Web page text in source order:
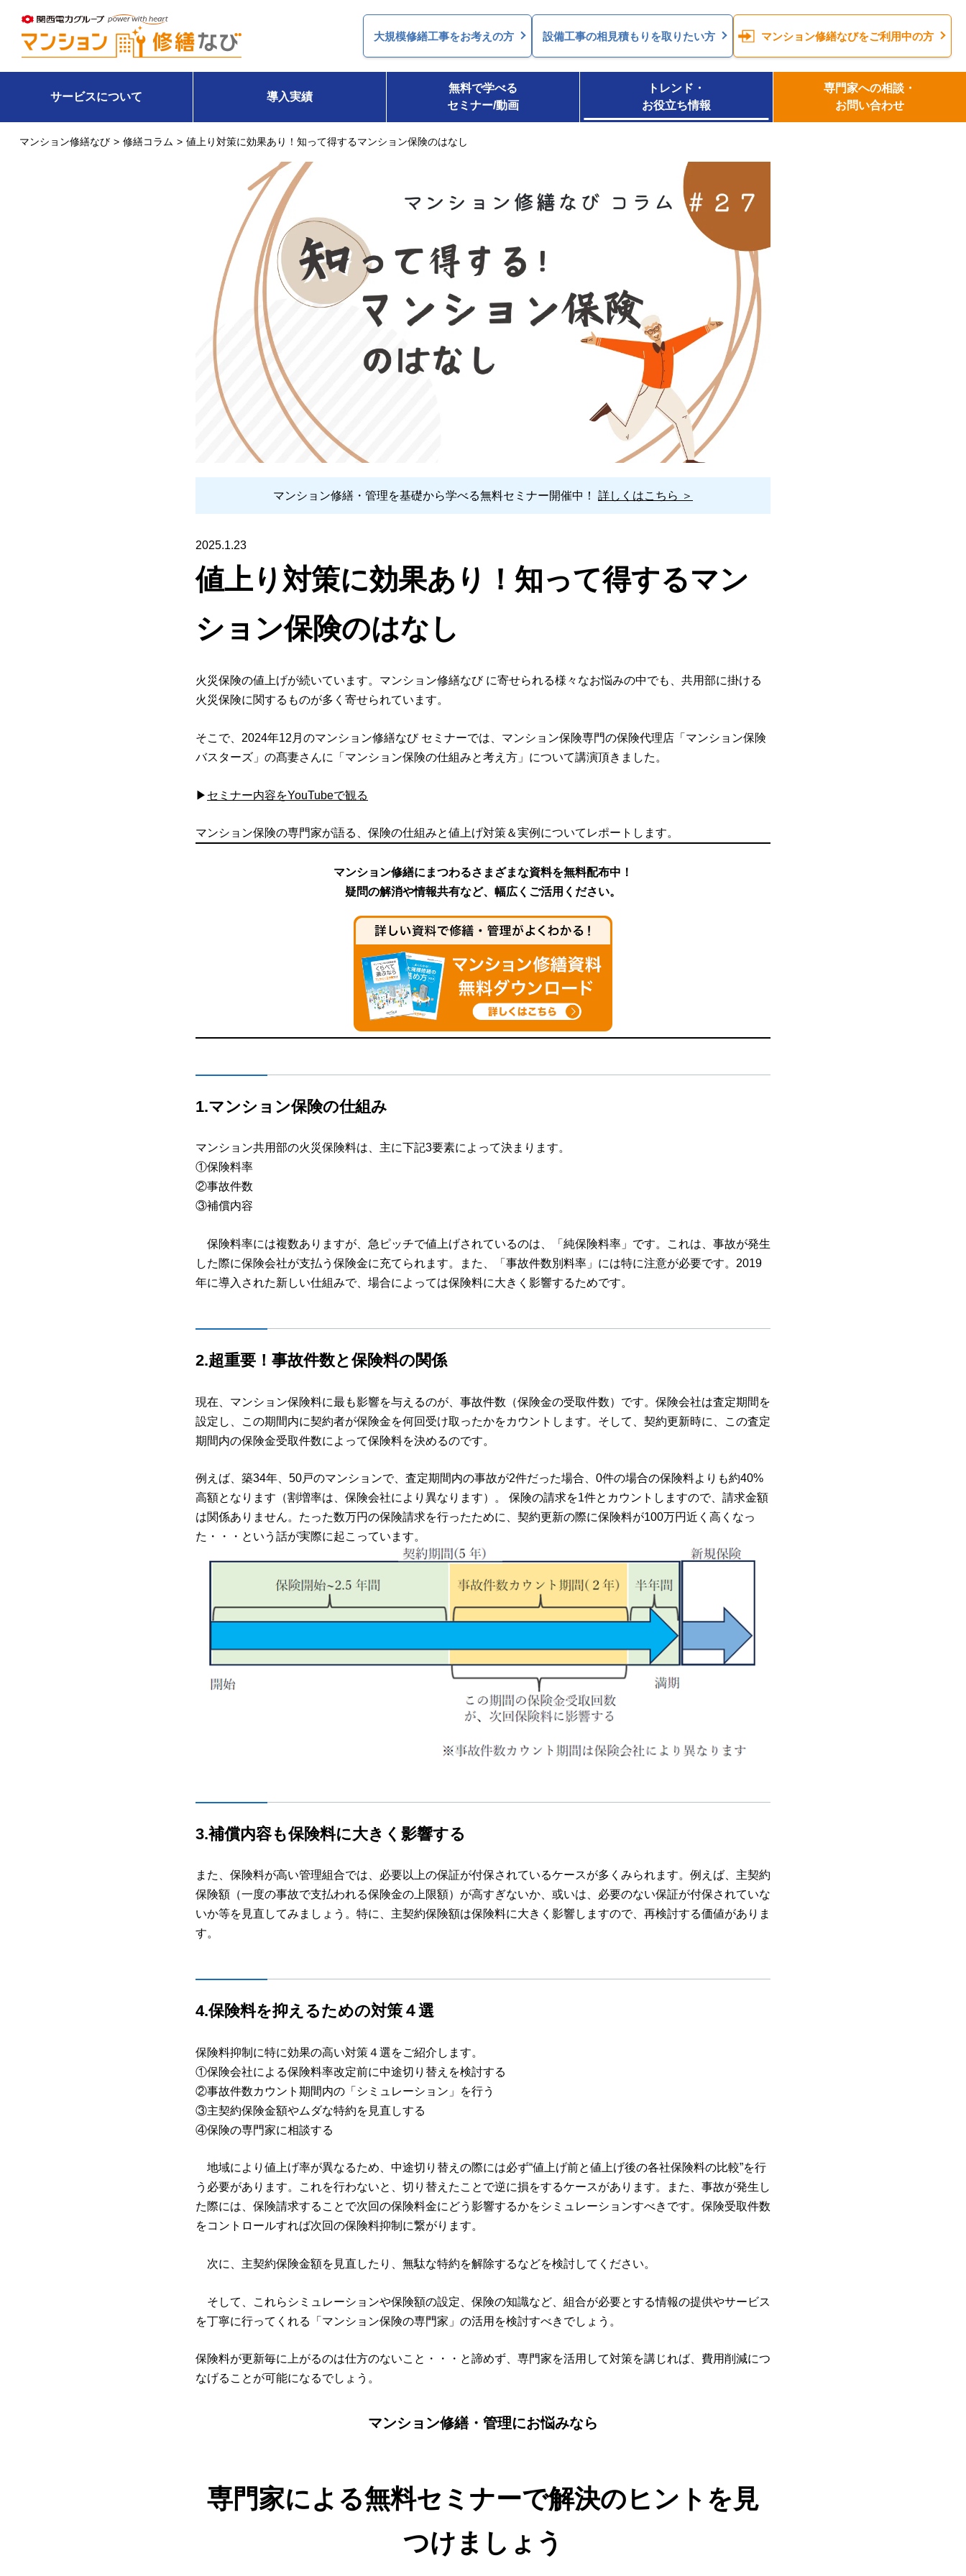
大規模修繕工事をお考えの方 設備工事の相見積もりを取りたい方 マンション修繕なびをご利用中の方
サービスについて 導入実績
無料で学べる
セミナー/動画
トレンド・
お役⽴ち情報
専⾨家への相談・
お問い合わせ
マンション修繕なび 修繕コラム 値上り対策に効果あり！知って得するマンション保険のはなし
マンション修繕・管理を基礎から学べる無料セミナー開催中！ 詳しくはこちら ＞
2025.1.23
値上り対策に効果あり！知って得するマン
ション保険のはなし
火災保険の値上げが続いています。マンション修繕なび に寄せられる様々なお悩みの中でも、共用部に掛ける
火災保険に関するものが多く寄せられています。
そこで、2024年12月のマンション修繕なび セミナーでは、マンション保険専門の保険代理店「マンション保険
バスターズ」の髙妻さんに「マンション保険の仕組みと考え方」について講演頂きました。
▶ セミナー内容をYouTubeで観る
マンション保険の専門家が語る、保険の仕組みと値上げ対策＆実例についてレポートします。
マンション修繕にまつわるさまざまな資料を無料配布中！
疑問の解消や情報共有など、幅広くご活用ください。
1.マンション保険の仕組み
マンション共用部の火災保険料は、主に下記3要素によって決まります。
①保険料率
②事故件数
③補償内容
保険料率には複数ありますが、急ピッチで値上げされているのは、「純保険料率」です。これは、事故が発生
した際に保険会社が支払う保険金に充てられます。また、「事故件数別料率」には特に注意が必要です。2019
年に導入された新しい仕組みで、場合によっては保険料に大きく影響するためです。
2.超重要！事故件数と保険料の関係
現在、マンション保険料に最も影響を与えるのが、事故件数（保険金の受取件数）です。保険会社は査定期間を
設定し、この期間内に契約者が保険金を何回受け取ったかをカウントします。そして、契約更新時に、この査定
期間内の保険金受取件数によって保険料を決めるのです。
例えば、築34年、50戸のマンションで、査定期間内の事故が2件だった場合、0件の場合の保険料よりも約40%
高額となります（割増率は、保険会社により異なります）。 保険の請求を1件とカウントしますので、請求金額
は関係ありません。たった数万円の保険請求を行ったために、契約更新の際に保険料が100万円近く高くなっ
た・・・という話が実際に起こっています。
3.補償内容も保険料に大きく影響する
また、保険料が高い管理組合では、必要以上の保証が付保されているケースが多くみられます。例えば、主契約
保険額（一度の事故で支払われる保険金の上限額）が高すぎないか、或いは、必要のない保証が付保されていな
いか等を見直してみましょう。特に、主契約保険額は保険料に大きく影響しますので、再検討する価値がありま
す。
4.保険料を抑えるための対策４選
保険料抑制に特に効果の高い対策４選をご紹介します。
①保険会社による保険料率改定前に中途切り替えを検討する
②事故件数カウント期間内の「シミュレーション」を行う
③主契約保険金額やムダな特約を見直しする
④保険の専門家に相談する
地域により値上げ率が異なるため、中途切り替えの際には必ず“値上げ前と値上げ後の各社保険料の比較”を行
う必要があります。これを行わないと、切り替えたことで逆に損をするケースがあります。また、事故が発生し
た際には、保険請求することで次回の保険料金にどう影響するかをシミュレーションすべきです。保険受取件数
をコントロールすれば次回の保険料抑制に繋がります。
次に、主契約保険金額を見直したり、無駄な特約を解除するなどを検討してください。
そして、これらシミュレーションや保険額の設定、保険の知識など、組合が必要とする情報の提供やサービス
を丁寧に行ってくれる「マンション保険の専門家」の活用を検討すべきでしょう。
保険料が更新毎に上がるのは仕方のないこと・・・と諦めず、専門家を活用して対策を講じれば、費用削減につ
なげることが可能になるでしょう。
マンション修繕・管理にお悩みなら
専門家による無料セミナーで解決のヒントを見
つけましょう